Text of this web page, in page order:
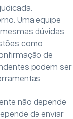
Uma equipe
dúvidas
como
de
podem ser
não depende
de enviar